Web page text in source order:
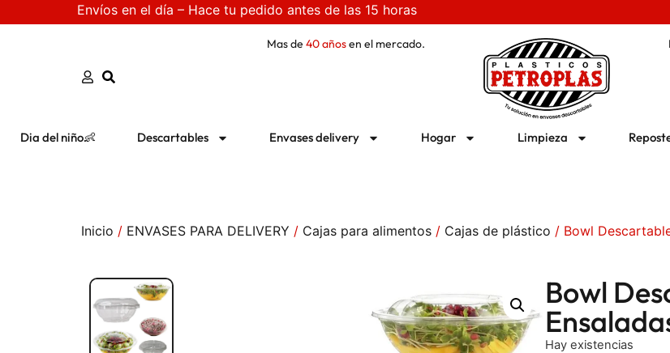
Envíos en el día – Hace tu pedido antes de las 15 horas
Mas de 40 añosen el mercado.
Dia del niño👶 Descartables Envases delivery Hogar Limpieza
Inicio / ENVASES PARA DELIVERY / Cajas para alimentos / Cajas de plástico / Bowl
Bowl
Hay existencias